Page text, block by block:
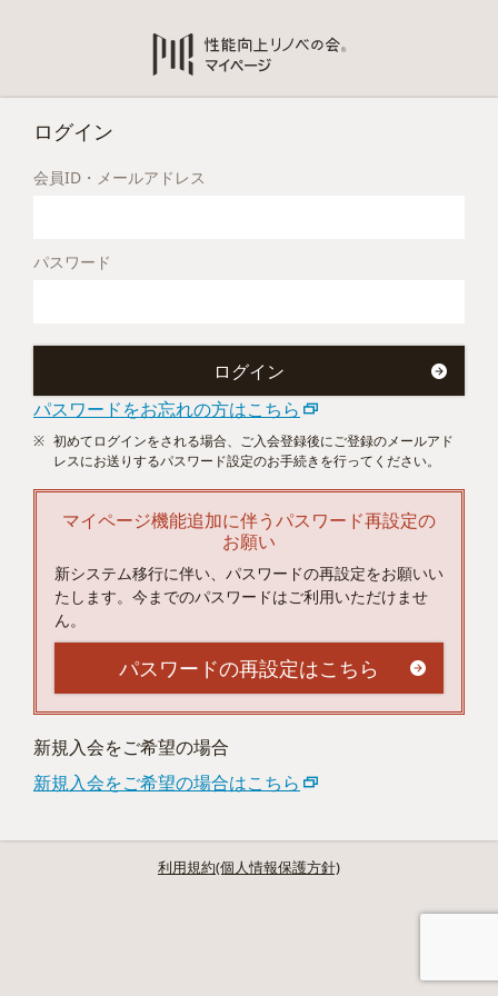
ログイン
会員ID・メールアドレス
パスワード
パスワードをお忘れの方はこちら
初めてログインをされる場合、ご入会登録後にご登録のメールアド
レスにお送りするパスワード設定のお手続きを行ってください。
マイページ機能追加に伴うパスワード再設定の
お願い
新システム移行に伴い、パスワードの再設定をお願いい
たします。今までのパスワードはご利用いただけませ
ん。
パスワードの再設定はこちら
新規入会をご希望の場合
新規入会をご希望の場合はこちら
利用規約(個人情報保護方針)